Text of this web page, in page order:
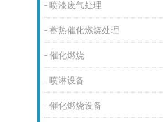
喷漆废气处理
蓄热催化燃烧处理
催化燃烧
喷淋设备
催化燃烧设备